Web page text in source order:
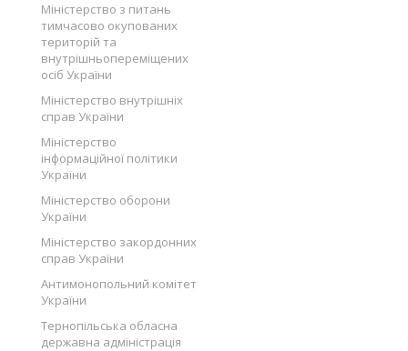
Міністерство з питань
тимчасово окупованих
територій та
внутрішньопереміщених
осіб України
Міністерство внутрішніх
справ України
Міністерство
інформаційної політики
України
Міністерство оборони
України
Міністерство закордонних
справ України
Антимонопольний комітет
України
Тернопільська обласна
державна адміністрація